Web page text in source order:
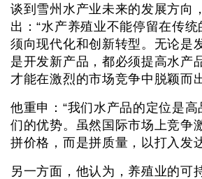
谈到雪州水产业未来的发展方向
出：“水产养殖业不能停留在传
须向现代化和创新转型。无论是
是开发新产品，都必须提高水产
才能在激烈的市场竞争中脱颖而
他重申：“我们水产品的定位是
们的优势。虽然国际市场上竞争
拼价格，而是拼质量，以打入发
另一方面，他认为，养殖业的可